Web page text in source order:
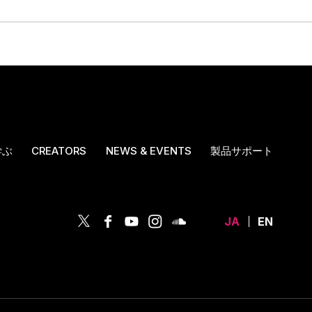
CREATORS NEWS & EVENTS 製品サポート
JA EN